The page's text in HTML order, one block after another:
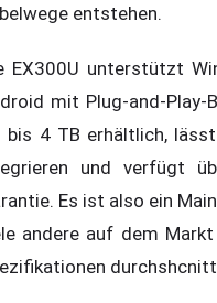
entstehen.
EX300U unterstützt
mit Plug-and-Play-
bis 4 TB erhältlich,
und verfügt
Es ist also ein
andere auf dem